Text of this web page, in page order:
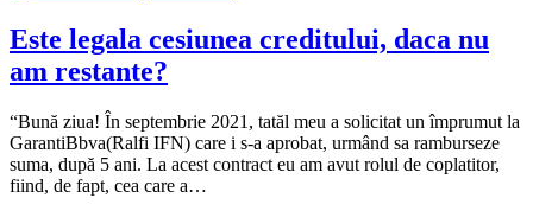
Este legala cesiunea creditului, daca nu
am restante?
“Bună ziua! În septembrie 2021, tatăl meu a solicitat un împrumut la
GarantiBbva(Ralfi IFN) care i s-a aprobat, urmând sa ramburseze
suma, după 5 ani. La acest contract eu am avut rolul de coplatitor,
fiind, de fapt, cea care a…